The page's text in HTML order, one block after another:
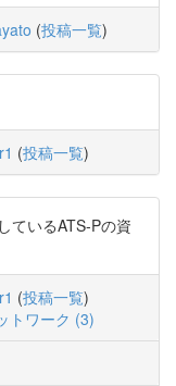
(投稿一覧)
(投稿一覧)
ているATS-Pの資
(投稿一覧)
トワーク (3)